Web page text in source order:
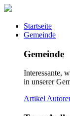
Startseite
Gemeinde
Gemeinde
Interessante,
in unserer
Artikel